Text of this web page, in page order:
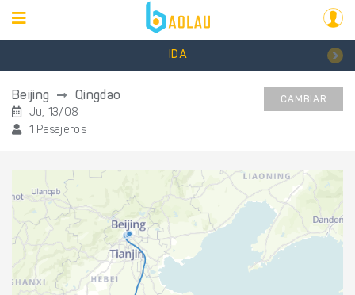
IDA
Beijing Qingdao
Ju, 13/08
1 Pasajeros
CAMBIAR